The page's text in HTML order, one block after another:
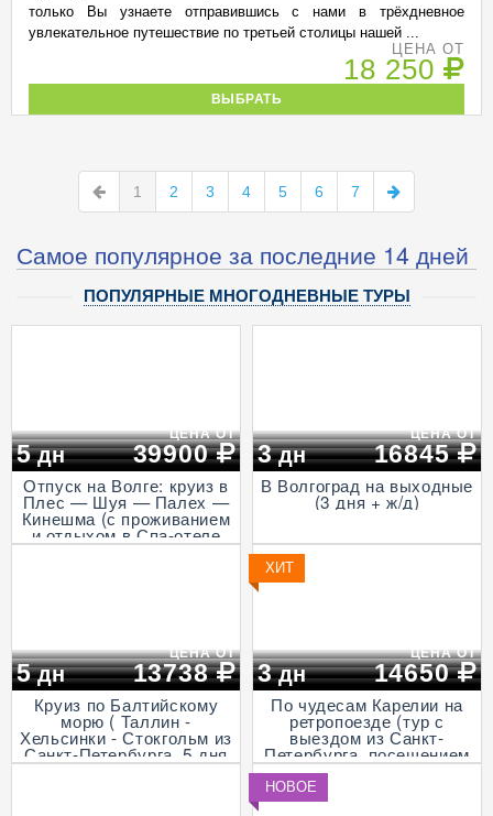
только Вы узнаете отправившись с нами в трёхдневное
увлекательное путешествие по третьей столицы нашей ...
ЦЕНА ОТ
18 250
ВЫБРАТЬ
1 2 3 4 5 6 7
Самое популярное за последние 14 дней
ПОПУЛЯРНЫЕ МНОГОДНЕВНЫЕ ТУРЫ
5дн
ЦЕНА ОТ
39900
Отпуск на Волге: круиз в
Плес — Шуя — Палех —
Кинешма (с проживанием
и отдыхом в Спа-отеле
Волга, проезд на
3дн
ЦЕНА ОТ
16845
В Волгоград на выходные
(3 дня + ж/д)
5дн
ЦЕНА ОТ
13738
Круиз по Балтийскому
морю ( Таллин -
Хельсинки - Стокгольм из
Санкт-Петербурга, 5 дня
+ ж/д)
ХИТ
3дн
ЦЕНА ОТ
14650
По чудесам Карелии на
ретропоезде (тур с
выездом из Санкт-
Петербурга, посещением
музея живой истории и
деревни викингов -
"Бастiонъ", экскурсией в
НОВОЕ